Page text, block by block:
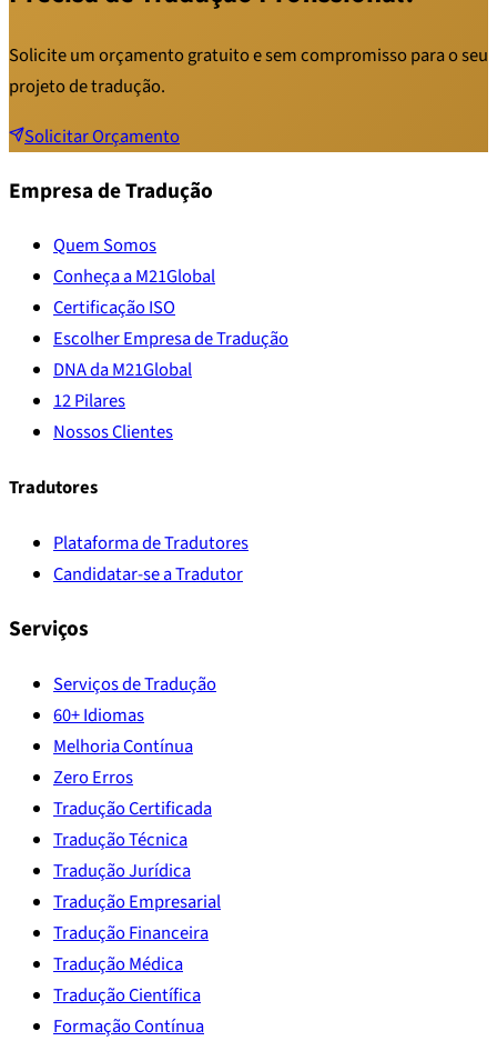
Solicite um orçamento gratuito e sem compromisso para o seu
projeto de tradução.
Solicitar Orçamento
Empresa de Tradução
Quem Somos
Conheça a M21Global
Certificação ISO
Escolher Empresa de Tradução
DNA da M21Global
12 Pilares
Nossos Clientes
Tradutores
Plataforma de Tradutores
Candidatar-se a Tradutor
Serviços
Serviços de Tradução
60+ Idiomas
Melhoria Contínua
Zero Erros
Tradução Certificada
Tradução Técnica
Tradução Jurídica
Tradução Empresarial
Tradução Financeira
Tradução Médica
Tradução Científica
Formação Contínua